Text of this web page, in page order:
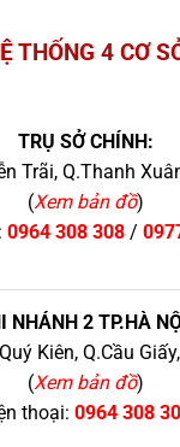
THỐNG 4 CƠ
TRỤ SỞ CHÍNH:
Trãi, Q.Thanh
(Xem bản đồ)
0964 308 308/
NHÁNH 2 TP.HÀ
Kiên, Q.Cầu
(Xem bản đồ)
thoại: 0964 308